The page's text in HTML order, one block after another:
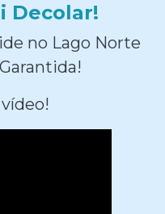
Decolar!
no Lago Norte